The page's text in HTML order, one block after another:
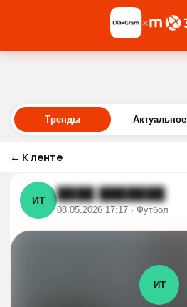
×
Тренды Актуальное
← К ленте
ИТ ████ ███████
08.05.2026 17:17 · Футбол
ИТ